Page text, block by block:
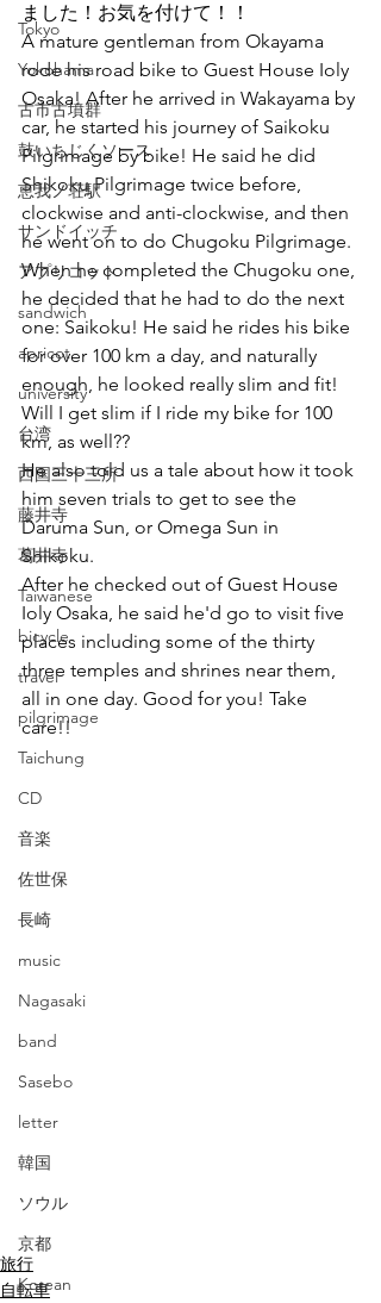
Tokyo
Yokohama
古市古墳群
鼓いちじくソース
恵我ノ荘駅
サンドイッチ
アプリコット
sandwich
apricot
university
台湾
西国三十三所
藤井寺
葛井寺
Taiwanese
bicycle
travel
pilgrimage
Taichung
CD
音楽
佐世保
長崎
music
Nagasaki
band
Sasebo
letter
韓国
ソウル
京都
Korean
ました！お気を付けて！！
A mature gentleman from Okayama
rode his road bike to Guest House Ioly
Osaka! After he arrived in Wakayama by
car, he started his journey of Saikoku
Pilgrimage by bike! He said he did
Shikoku Pilgrimage twice before,
clockwise and anti-clockwise, and then
he went on to do Chugoku Pilgrimage.
When he completed the Chugoku one,
he decided that he had to do the next
one: Saikoku! He said he rides his bike
for over 100 km a day, and naturally
enough, he looked really slim and fit!
Will I get slim if I ride my bike for 100
km, as well??
He also told us a tale about how it took
him seven trials to get to see the
Daruma Sun, or Omega Sun in
Shikoku.
After he checked out of Guest House
Ioly Osaka, he said he'd go to visit five
places including some of the thirty
three temples and shrines near them,
all in one day. Good for you! Take
care!!
旅行
自転車